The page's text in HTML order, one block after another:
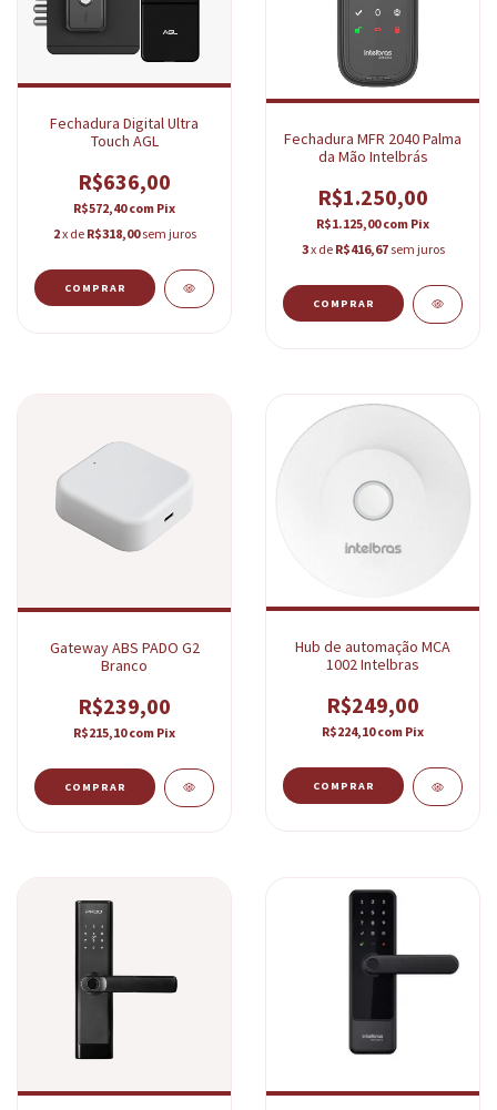
Fechadura Digital Ultra
Touch AGL
R$636,00
R$572,40com Pix
2x de R$318,00 sem juros
Fechadura MFR 2040 Palma
da Mão Intelbrás
R$1.250,00
R$1.125,00com Pix
3x de R$416,67 sem juros
Gateway ABS PADO G2
Branco
R$239,00
R$215,10com Pix
Hub de automação MCA
1002 Intelbras
R$249,00
R$224,10com Pix